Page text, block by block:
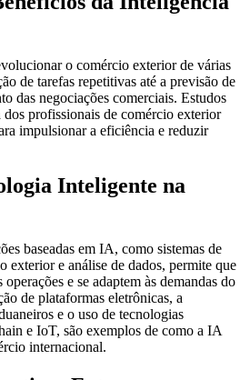
o comércio exterior de várias
de tarefas repetitivas até a previsão de
das negociações comerciais. Estudos
profissionais de comércio exterior
impulsionar a eficiência e reduzir
Inteligente na
baseadas em IA, como sistemas de
exterior e análise de dados, permite que
e se adaptem às demandas do
de plataformas eletrônicas, a
e o uso de tecnologias
e IoT, são exemplos de como a IA
internacional.